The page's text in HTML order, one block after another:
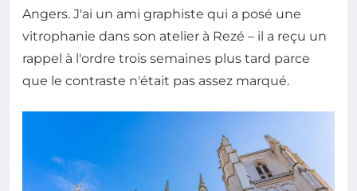
Angers. J'ai un ami graphiste qui a posé une
vitrophanie dans son atelier à Rezé – il a reçu un
rappel à l'ordre trois semaines plus tard parce
que le contraste n'était pas assez marqué.